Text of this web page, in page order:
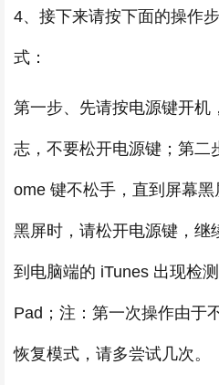
4、接下来请按下面的操作
式：
第一步、先请按电源键开机
志，不要松开电源键；第二
ome 键不松手，直到屏幕
黑屏时，请松开电源键，继
到电脑端的 iTunes 出现检
Pad；注：第一次操作由于
恢复模式，请多尝试几次。